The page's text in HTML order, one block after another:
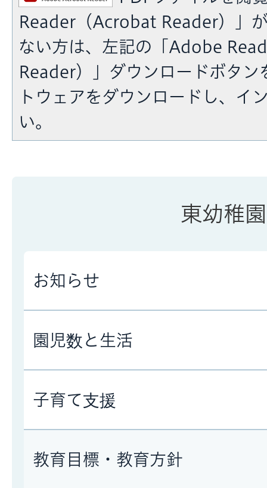
Reader（Acrobat Reader）」
ない方は、左記の「Adobe
Reader）」ダウンロードボタン
トウェアをダウンロードし、イ
い。
東幼稚園
お知らせ
園児数と生活
子育て支援
教育目標・教育方針